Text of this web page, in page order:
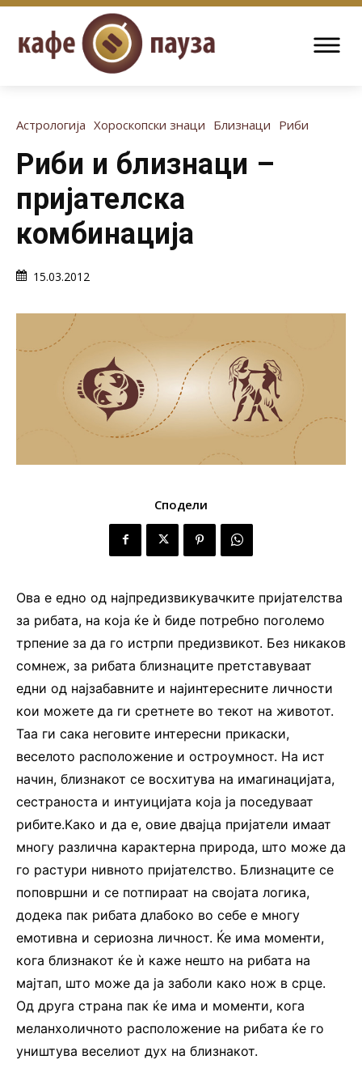
Астрологија Хороскопски знаци Близнаци Риби
Риби и близнаци –
пријателска
комбинација
15.03.2012
Сподели
Ова е едно од најпредизвикувачките пријателства
за рибата, на која ќе ѝ биде потребно поголемо
трпение за да го истрпи предизвикот. Без никаков
сомнеж, за рибата близнаците претставуваат
едни од најзабавните и најинтересните личности
кои можете да ги сретнете во текот на животот.
Таа ги сака неговите интересни прикаски,
веселото расположение и остроумност. На ист
начин, близнакот се восхитува на имагинацијата,
сестраноста и интуицијата која ја поседуваат
рибите.Како и да е, овие двајца пријатели имаат
многу различна карактерна природа, што може да
го растури нивното пријателство. Близнаците се
поповршни и се потпираат на својата логика,
додека пак рибата длабоко во себе е многу
емотивна и сериозна личност. Ќе има моменти,
кога близнакот ќе ѝ каже нешто на рибата на
мајтап, што може да ја заболи како нож в срце.
Од друга страна пак ќе има и моменти, кога
меланхоличното расположение на рибата ќе го
уништува веселиот дух на близнакот.